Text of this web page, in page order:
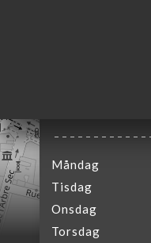
Måndag
Tisdag
Onsdag
Torsdag